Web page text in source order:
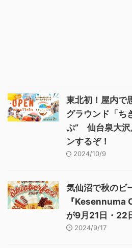
東北初！屋内で
グラウンド「ち
ぷ” 仙台泉大沢
ンするぞ！
2024/10/9
気仙沼で秋のビ
『Kesennuma
が9月21日・22
2024/9/17